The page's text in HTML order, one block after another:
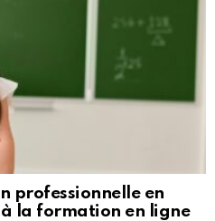
professionnelle en
la formation en ligne